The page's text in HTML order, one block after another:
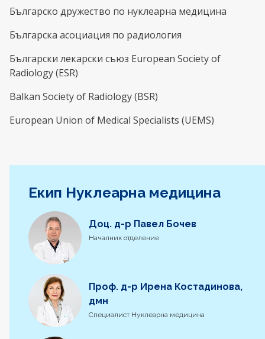
Българско дружество по нуклеарна медицина
Българска асоциация по радиология
Български лекарски съюз European Society of
Radiology (ESR)
Balkan Society of Radiology (BSR)
European Union of Medical Specialists (UEMS)
Екип Нуклеарна медицина
Доц. д-р Павел Бочев
Началник отделение
Проф. д-р Ирена Костадинова,
дмн
Специалист Нуклеарна медицина